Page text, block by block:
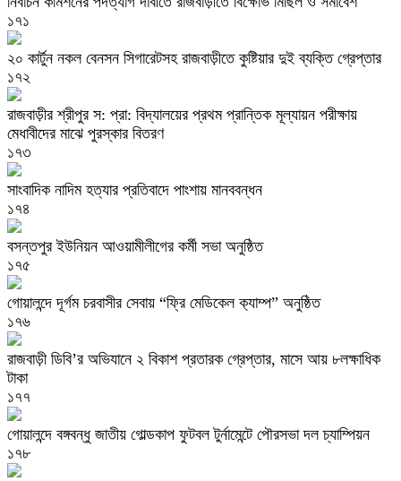
১৭১
২০ কার্টুন নকল বেনসন সিগারেটসহ রাজবাড়ীতে কুষ্টিয়ার দুই ব্যক্তি গ্রেপ্তার
১৭২
রাজবাড়ীর শ্রীপুর স: প্রা: বিদ্যালয়ের প্রথম প্রান্তিক মূল্যায়ন পরীক্ষায়
মেধাবীদের মাঝে পুরস্কার বিতরণ
১৭৩
সাংবাদিক নাদিম হত্যার প্রতিবাদে পাংশায় মানববন্ধন
১৭৪
বসন্তপুর ইউনিয়ন আওয়ামীলীগের কর্মী সভা অনুষ্ঠিত
১৭৫
গোয়ালন্দে দূর্গম চরবাসীর সেবায় “ফ্রি মেডিকেল ক‍্যাম্প” অনুষ্ঠিত
১৭৬
রাজবাড়ী ডিবি’র অভিযানে ২ বিকাশ প্রতারক গ্রেপ্তার, মাসে আয় ৮লক্ষাধিক
টাকা
১৭৭
গোয়ালন্দে বঙ্গবন্ধু জাতীয় গোল্ডকাপ ফুটবল টুর্নামেন্টে পৌরসভা দল চ্যাম্পিয়ন
১৭৮